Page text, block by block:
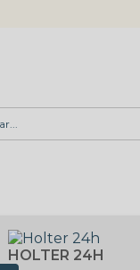
HOLTER 24H